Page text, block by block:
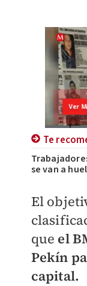
Te
se van a
El
que el
Pekín
capital.